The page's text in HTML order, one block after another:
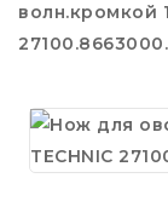
волн.кромкой